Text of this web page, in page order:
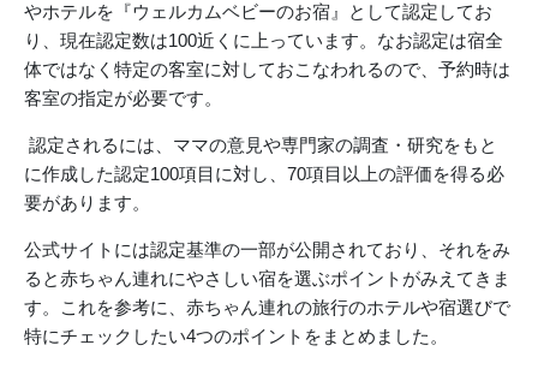
やホテルを『ウェルカムベビーのお宿』として認定してお
り、現在認定数は100近くに上っています。なお認定は宿全
体ではなく特定の客室に対しておこなわれるので、予約時は
客室の指定が必要です。
認定されるには、ママの意見や専門家の調査・研究をもと
に作成した認定100項目に対し、70項目以上の評価を得る必
要があります。
公式サイトには認定基準の一部が公開されており、それをみ
ると赤ちゃん連れにやさしい宿を選ぶポイントがみえてきま
す。これを参考に、赤ちゃん連れの旅行のホテルや宿選びで
特にチェックしたい4つのポイントをまとめました。